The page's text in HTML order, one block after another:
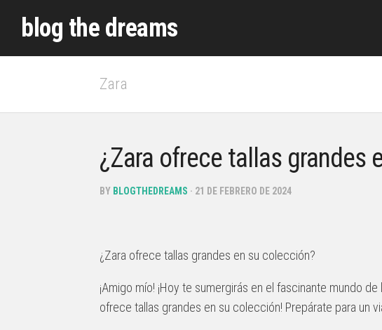
contentblog the dreams
Zara
¿Zara ofrece tallas grandes
BY BLOGTHEDREAMS · 21 DE FEBRERO DE 2024
¿Zara ofrece tallas grandes en su colección?
¡Amigo mío! ¡Hoy te sumergirás en el fascinante mundo
ofrece tallas grandes en su colección! Prepárate para un